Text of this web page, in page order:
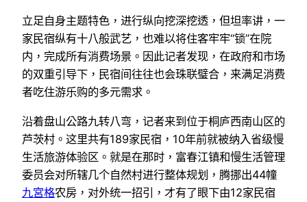
立足自身主题特色，进行纵向挖深挖透，但坦率讲，一
家民宿纵有十八般武艺，也难以将住客牢牢“锁”在院
内，完成所有消费场景。因此记者发现，在政府和市场
的双重引导下，民宿间往往也会珠联璧合，来满足消费
者吃住游乐购的多元需求。
沿着盘山公路九转八弯，记者来到位于桐庐西南山区的
芦茨村。这里共有189家民宿，10年前就被纳入省级慢
生活旅游体验区。就是在那时，富春江镇和慢生活管理
委员会对所辖几个自然村进行整体规划，腾挪出44幢
九宮格农房，对外统一招引，才有了眼下由12家民宿